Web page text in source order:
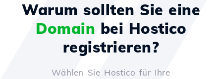
Warum sollten Sie eine
Domain bei Hostico
registrieren?
Wählen Sie Hostico für Ihre